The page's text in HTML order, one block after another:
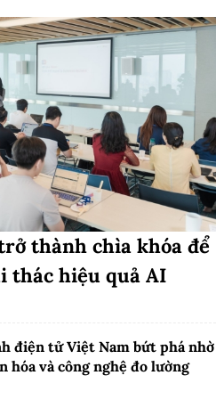
thành chìa khóa để
thác hiệu quả AI
điện tử Việt Nam bứt phá nhờ
hóa và công nghệ đo lường